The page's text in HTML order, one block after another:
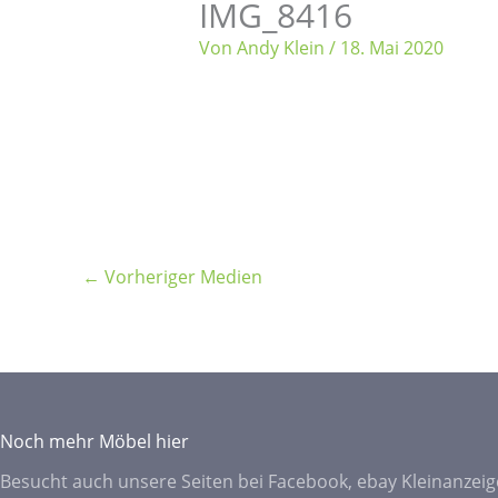
IMG_8416
Von Andy Klein / 18. Mai 2020
← Vorheriger Medien
Noch mehr Möbel hier
Besucht auch unsere Seiten bei Facebook, ebay